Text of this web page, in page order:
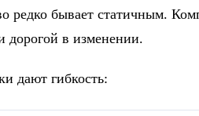
редко бывает статичным.
дорогой в изменении.
дают гибкость: